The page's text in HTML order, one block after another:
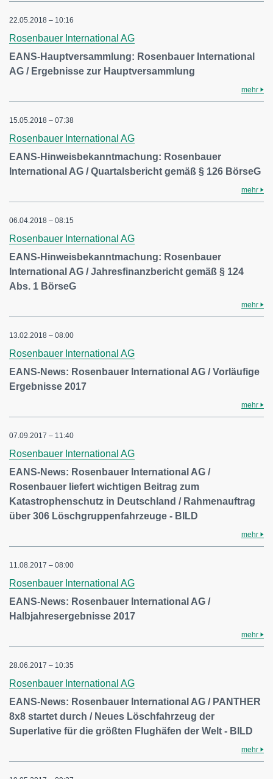
22.05.2018 – 10:16
Rosenbauer International AG
EANS-Hauptversammlung: Rosenbauer International
AG / Ergebnisse zur Hauptversammlung
mehr
15.05.2018 – 07:38
Rosenbauer International AG
EANS-Hinweisbekanntmachung: Rosenbauer
International AG / Quartalsbericht gemäß § 126 BörseG
mehr
06.04.2018 – 08:15
Rosenbauer International AG
EANS-Hinweisbekanntmachung: Rosenbauer
International AG / Jahresfinanzbericht gemäß § 124
Abs. 1 BörseG
mehr
13.02.2018 – 08:00
Rosenbauer International AG
EANS-News: Rosenbauer International AG / Vorläufige
Ergebnisse 2017
mehr
07.09.2017 – 11:40
Rosenbauer International AG
EANS-News: Rosenbauer International AG /
Rosenbauer liefert wichtigen Beitrag zum
Katastrophenschutz in Deutschland / Rahmenauftrag
über 306 Löschgruppenfahrzeuge - BILD
mehr
11.08.2017 – 08:00
Rosenbauer International AG
EANS-News: Rosenbauer International AG /
Halbjahresergebnisse 2017
mehr
28.06.2017 – 10:35
Rosenbauer International AG
EANS-News: Rosenbauer International AG / PANTHER
8x8 startet durch / Neues Löschfahrzeug der
Superlative für die größten Flughäfen der Welt - BILD
mehr